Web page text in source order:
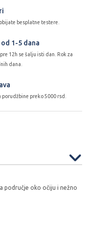
besplatne testere.
1-5 dana
12h se šalju isti dan. Rok za
dana.
porudžbine preko 5000 rsd.
područje oko očiju i nežno